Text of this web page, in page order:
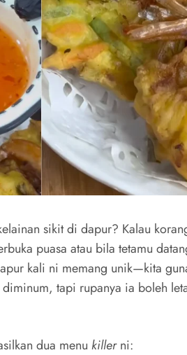
sikit di dapur? Kalau
puasa atau bila tetamu
kali ni memang unik—kita
tapi rupanya ia boleh
dua menu killerni: